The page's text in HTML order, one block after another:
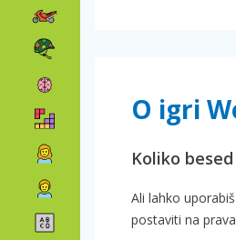
O igri
Koliko
Ali lahko
postaviti na